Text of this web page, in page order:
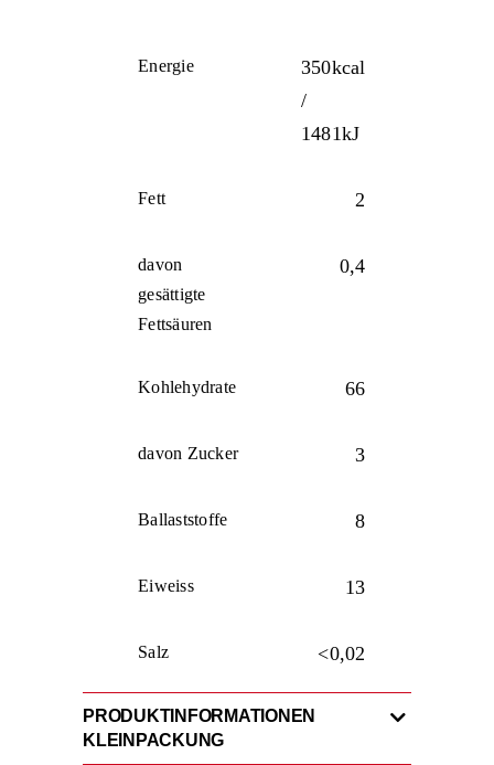
Energie
350kcal
/
1481kJ
Fett 2
davon
gesättigte
Fettsäuren
0,4
Kohlehydrate 66
davon Zucker 3
Ballaststoffe 8
Eiweiss 13
Salz <0,02
PRODUKTINFORMATIONEN
KLEINPACKUNG